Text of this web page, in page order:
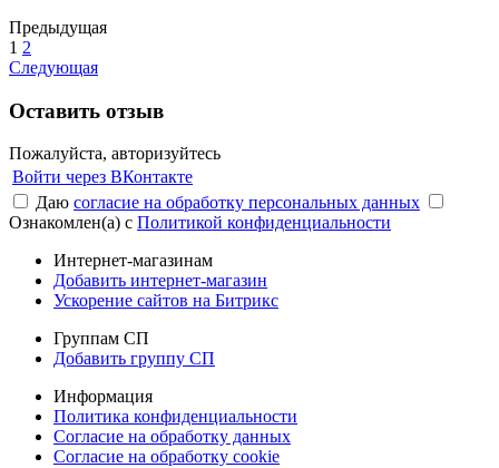
Предыдущая
1 2
Следующая
Оставить отзыв
Пожалуйста, авторизуйтесь
Войти через ВКонтакте
Даю согласие на обработку персональных данных
Ознакомлен(а) с Политикой конфиденциальности
Интернет-магазинам
Добавить интернет-магазин
Ускорение сайтов на Битрикс
Группам СП
Добавить группу СП
Информация
Политика конфиденциальности
Согласие на обработку данных
Согласие на обработку cookie